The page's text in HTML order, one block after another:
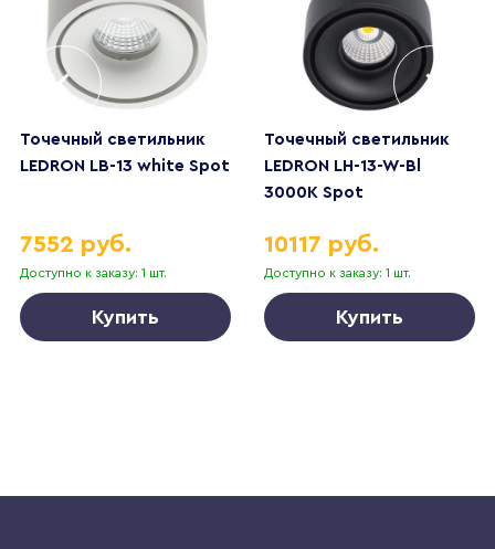
Точечный светильник
LEDRON LB-13 white Spot
Доступно к заказу: 1 шт.
7552 руб.
Купить
Точечный светильник
LEDRON LH-13-W-Bl
3000K Spot
Доступно к заказу: 1 шт.
10117 руб.
Купить